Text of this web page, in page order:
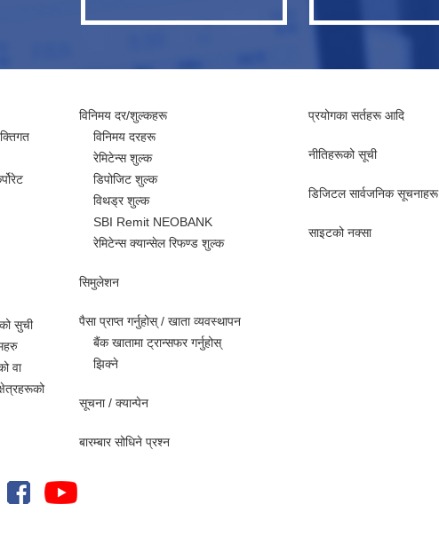
सुची
वा
विनिमय दर/शुल्कहरू
विनिमय दरहरू
रेमिटेन्स शुल्क
डिपोजिट शुल्क
विथड्र शुल्क
SBI Remit NEOBANK
रेमिटेन्स क्यान्सेल रिफण्ड शुल्क
सिमुलेशन
पैसा प्राप्त गर्नुहोस् / खाता व्यवस्थापन
बैंक खातामा ट्रान्सफर गर्नुहोस्
झिक्ने
सूचना / क्यान्पेन
बारम्बार सोधिने प्रश्न
प्रयोगका सर्तहरू आदि
नीतिहरूको सूची
​​डिजिटल सार्वजनिक सूचनाहरू
साइटको नक्सा